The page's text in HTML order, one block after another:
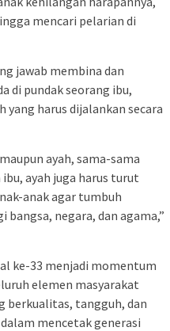
mencari pelarian di
jawab membina dan
di pundak seorang ibu,
yang harus dijalankan secara
ayah, sama-sama
ayah juga harus turut
anak agar tumbuh
bangsa, negara, dan agama,”
ke-33 menjadi momentum
elemen masyarakat
berkualitas, tangguh, dan
mencetak generasi